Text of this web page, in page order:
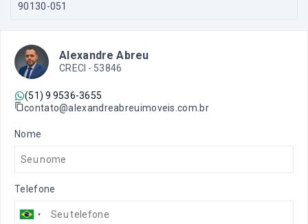
90130-051
Alexandre Abreu
CRECI - 53846
(51) 9 9536-3655
contato@alexandreabreuimoveis.com.br
Nome
Telefone